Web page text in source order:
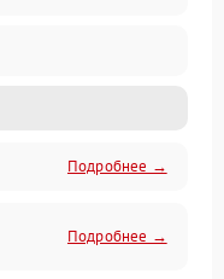
Подробнее →
Подробнее →